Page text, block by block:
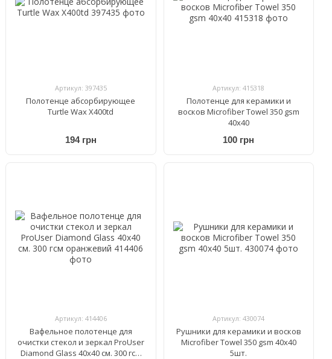
Артикул: 397435
Полотенце абсорбирующее
Turtle Wax X400td
194 грн
Артикул: 415318
Полотенце для керамики и
восков Microfiber Towel 350 gsm
40x40
100 грн
Артикул: 414406
Вафельное полотенце для
очистки стекол и зеркал ProUser
Diamond Glass 40х40 см. 300 гсм
Артикул: 430074
Рушники для керамики и восков
Microfiber Towel 350 gsm 40x40
5шт.